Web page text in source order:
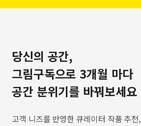
당신의 공간,
그림구독으로 3개월 마다
공간 분위기를 바꿔보세요
고객 니즈를 반영한 큐레이터 작품 추천,